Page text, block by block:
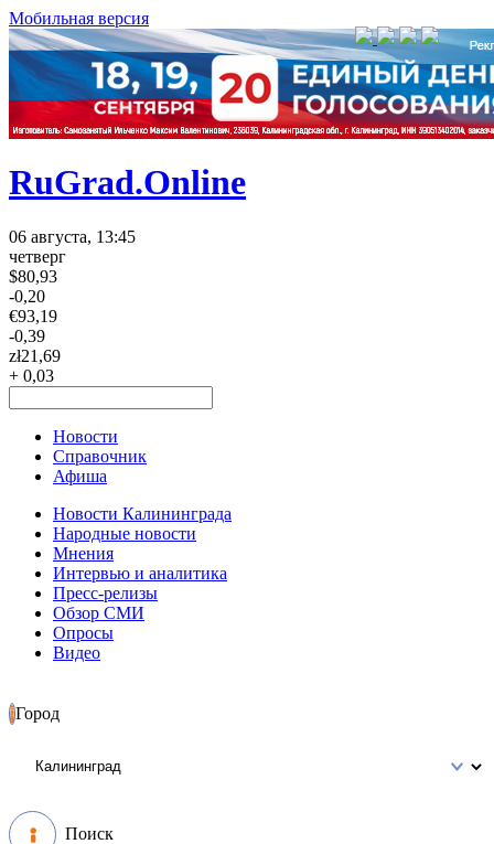
Мобильная версия
RuGrad.Online
06 августа, 13:45
четверг
$80,93
-0,20
€93,19
-0,39
zł21,69
+ 0,03
Новости
Справочник
Афиша
Новости Калининграда
Народные новости
Мнения
Интервью и аналитика
Пресс-релизы
Обзор СМИ
Опросы
Видео
Город
Поиск